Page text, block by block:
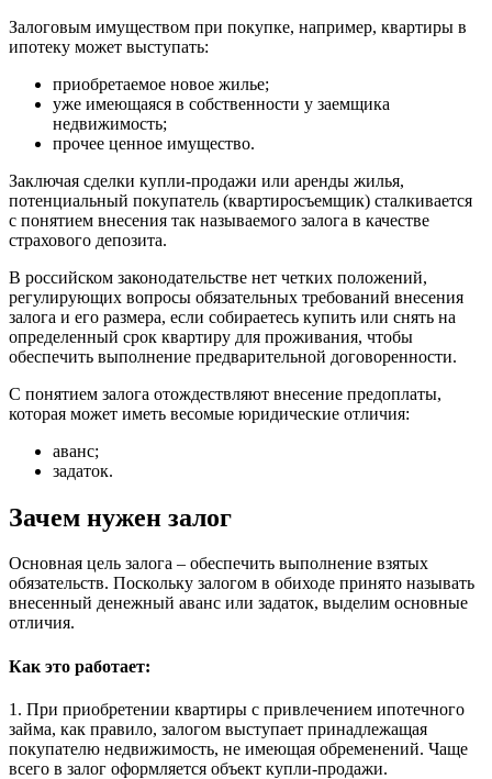
Залоговым имуществом при покупке, например, квартиры в
ипотеку может выступать:
приобретаемое новое жилье;
уже имеющаяся в собственности у заемщика
недвижимость;
прочее ценное имущество.
Заключая сделки купли-продажи или аренды жилья,
потенциальный покупатель (квартиросъемщик) сталкивается
с понятием внесения так называемого залога в качестве
страхового депозита.
В российском законодательстве нет четких положений,
регулирующих вопросы обязательных требований внесения
залога и его размера, если собираетесь купить или снять на
определенный срок квартиру для проживания, чтобы
обеспечить выполнение предварительной договоренности.
С понятием залога отождествляют внесение предоплаты,
которая может иметь весомые юридические отличия:
аванс;
задаток.
Зачем нужен залог
Основная цель залога – обеспечить выполнение взятых
обязательств. Поскольку залогом в обиходе принято называть
внесенный денежный аванс или задаток, выделим основные
отличия.
Как это работает:
1. При приобретении квартиры с привлечением ипотечного
займа, как правило, залогом выступает принадлежащая
покупателю недвижимость, не имеющая обременений. Чаще
всего в залог оформляется объект купли-продажи.